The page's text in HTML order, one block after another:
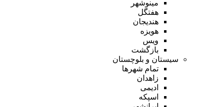
مینوشهر
هفتگل
هندیجان
هویزه
ویس
بازگشت
سیستان و بلوچستان
تمام شهر‌ها
زاهدان
ادیمی
اسپکه